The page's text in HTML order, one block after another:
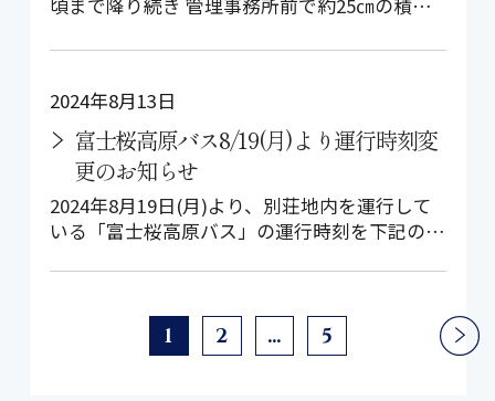
2024年8月13日
富士桜高原バス8/19(月)より運行時刻変
更のお知らせ
2024年8月19日(月)より、別荘地内を運行して
いる「富士桜高原バス」の運行時刻を下記のと
1 2 … 5